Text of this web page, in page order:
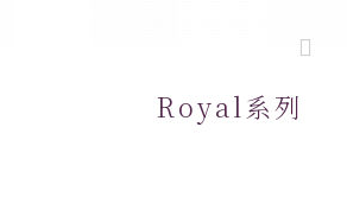
Royal系列